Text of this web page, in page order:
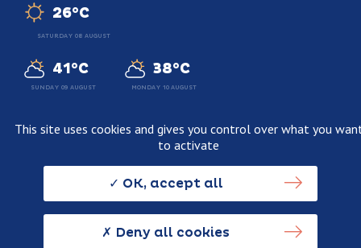
26°C
SATURDAY 08 AUGUST
41°C
SUNDAY 09 AUGUST
38°C
MONDAY 10 AUGUST
Personnal data usage policy
This site uses cookies and gives you control over what you
to activate
OK, accept all
Deny all cookies